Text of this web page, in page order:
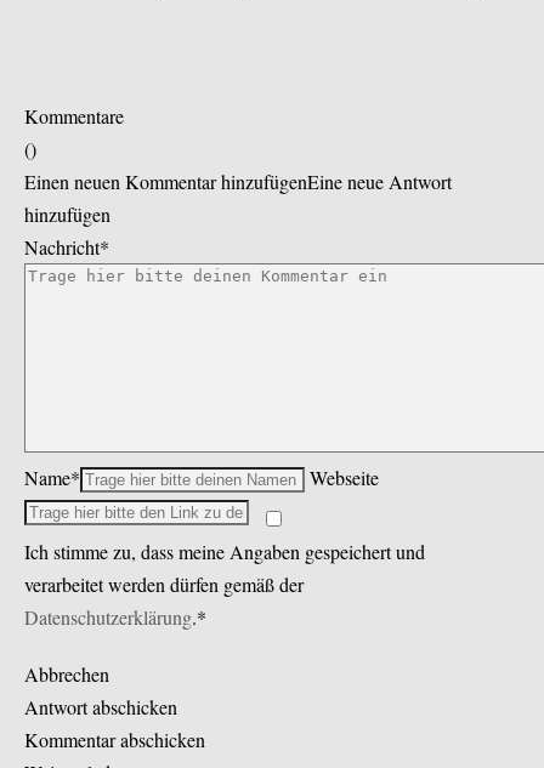
Kommentare
()
Einen neuen Kommentar hinzufügenEine neue Antwort
hinzufügen
Nachricht*
Name* Webseite
Ich stimme zu, dass meine Angaben gespeichert und
verarbeitet werden dürfen gemäß der
Datenschutzerklärung.*
Abbrechen
Antwort abschicken
Kommentar abschicken